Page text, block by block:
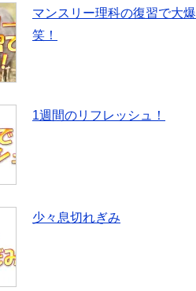
マンスリー理科の復習で大爆
笑！
1週間のリフレッシュ！
少々息切れぎみ